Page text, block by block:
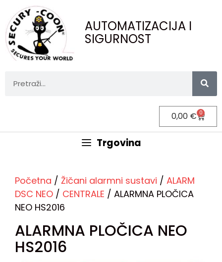
AUTOMATIZACIJA I
SIGURNOST
0,00 € 0
Trgovina
Početna / Žičani alarmni sustavi / ALARM
DSC NEO / CENTRALE / ALARMNA PLOČICA
NEO HS2016
ALARMNA PLOČICA NEO
HS2016